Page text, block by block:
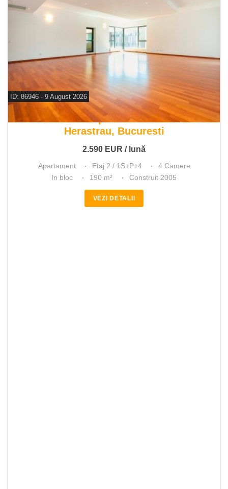
ID: 86946 - 9 August 2026
De inchiriat apartament 4 camere
Herastrau, Bucuresti
2.590 EUR / lună
Apartament Etaj 2 / 1S+P+4
4 Camere
In bloc
190 m² Construit 2005
VEZI DETALII